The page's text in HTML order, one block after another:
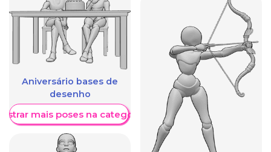
Aniversário bases de
desenho
mais poses na categoria